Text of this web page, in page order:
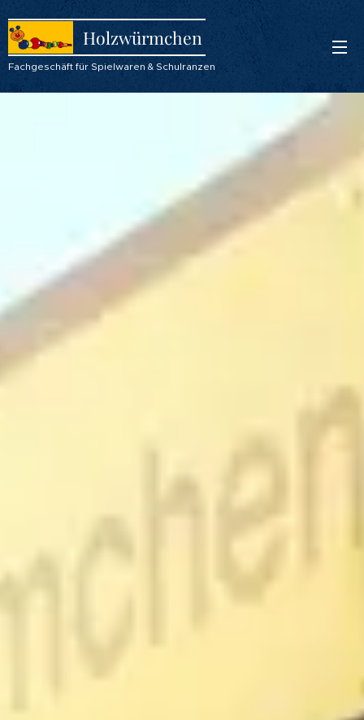
Holzwürmchen
Fachgeschäft für Spielwaren & Schulranzen